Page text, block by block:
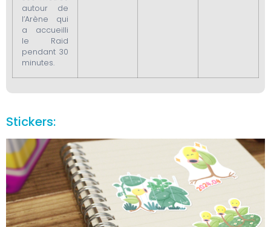
autour de
l’Arène qui
a accueilli
le Raid
pendant 30
minutes.
Stickers: